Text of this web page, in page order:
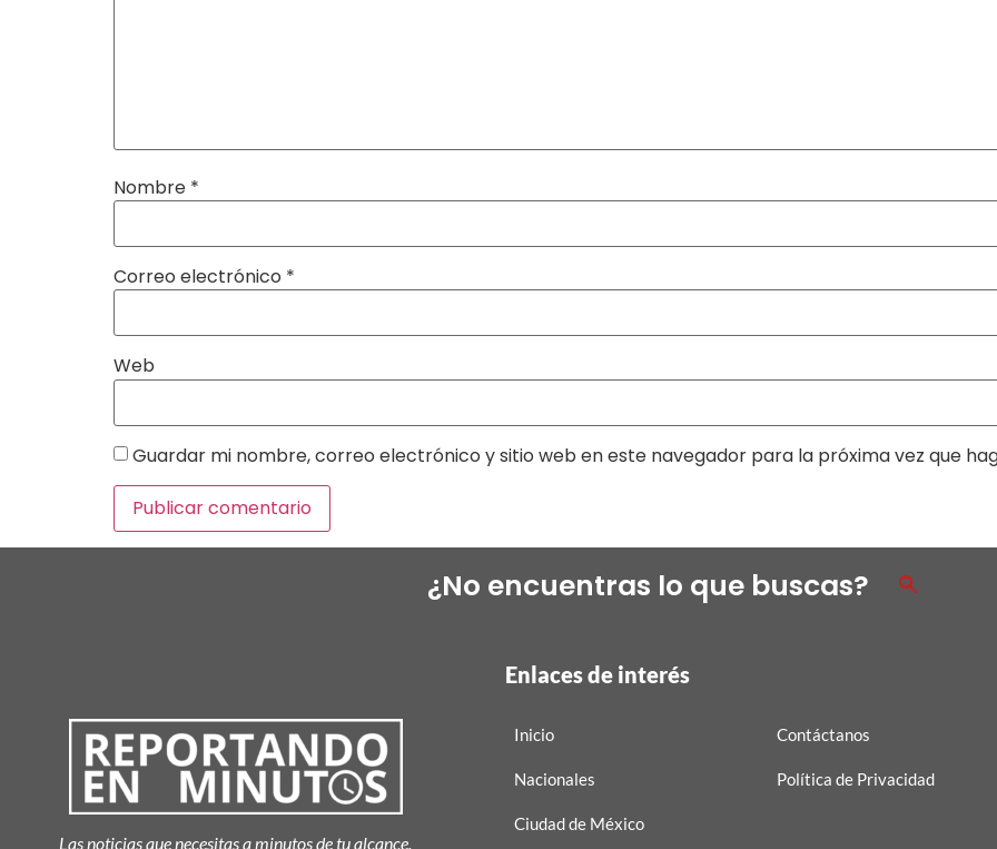
Nombre *
Correo electrónico *
Web
Guardar mi nombre, correo electrónico y sitio web en este navegador para la próxima vez que
¿No encuentras lo que buscas?
Las noticias que necesitas a minutos de tu alcance.
Enlaces de interés
Inicio
Nacionales
Ciudad de México
Contáctanos
Política de Privacidad